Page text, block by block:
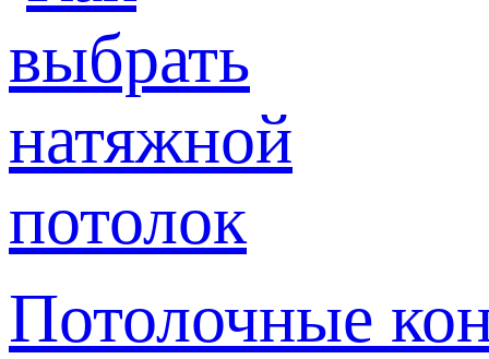
Потолочные